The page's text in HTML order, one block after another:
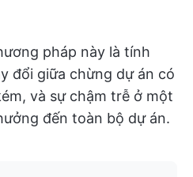
pháp này là tính
đổi giữa chừng dự án có
và sự chậm trễ ở một
đến toàn bộ dự án.